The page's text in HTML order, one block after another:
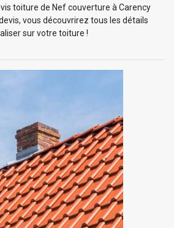
toiture de Nef couverture à Carency
vous découvrirez tous les détails
sur votre toiture !